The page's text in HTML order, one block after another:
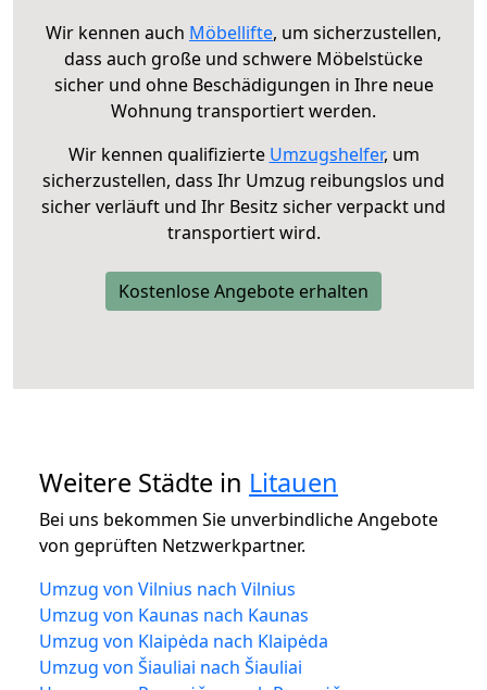
Wir kennen auch Möbellifte, um sicherzustellen,
dass auch große und schwere Möbelstücke
sicher und ohne Beschädigungen in Ihre neue
Wohnung transportiert werden.
Wir kennen qualifizierte Umzugshelfer, um
sicherzustellen, dass Ihr Umzug reibungslos und
sicher verläuft und Ihr Besitz sicher verpackt und
transportiert wird.
Kostenlose Angebote erhalten
Weitere Städte in Litauen
Bei uns bekommen Sie unverbindliche Angebote
von geprüften Netzwerkpartner.
Umzug von Vilnius nach Vilnius
Umzug von Kaunas nach Kaunas
Umzug von Klaipėda nach Klaipėda
Umzug von Šiauliai nach Šiauliai